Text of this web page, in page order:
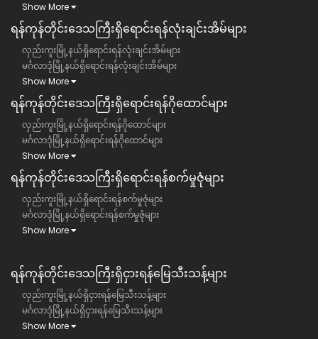
Show More
ရန်ကုန်တိုင်းဒေသကြီး​ရှိရောင်းရန်လုံးချင်းအိမ်များ
လှည်းကူးမြို့နယ်ရှိရောင်းရန်လုံးချင်းအိမ်များ
မင်္ဂလာဒုံမြို့နယ်ရှိရောင်းရန်လုံးချင်းအိမ်များ
Show More
ရန်ကုန်တိုင်းဒေသကြီး​ရှိရောင်းရန်ဂိုထောင်များ
လှည်းကူးမြို့နယ်ရှိရောင်းရန်ဂိုထောင်များ
မင်္ဂလာဒုံမြို့နယ်ရှိရောင်းရန်ဂိုထောင်များ
Show More
ရန်ကုန်တိုင်းဒေသကြီး​ရှိရောင်းရန်စက်မှုဇုံများ
လှည်းကူးမြို့နယ်ရှိရောင်းရန်စက်မှုဇုံများ
မင်္ဂလာဒုံမြို့နယ်ရှိရောင်းရန်စက်မှုဇုံများ
Show More
ရန်ကုန်တိုင်းဒေသကြီး​​ရှိငှားရန်မြေသီးသန့်များ
လှည်းကူးမြို့နယ်ရှိငှားရန်မြေသီးသန့်များ
မင်္ဂလာဒုံမြို့နယ်ရှိငှားရန်မြေသီးသန့်များ
Show More